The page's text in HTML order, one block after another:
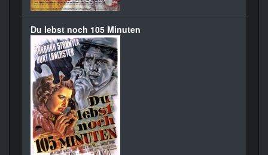
Du lebst noch 105 Minuten